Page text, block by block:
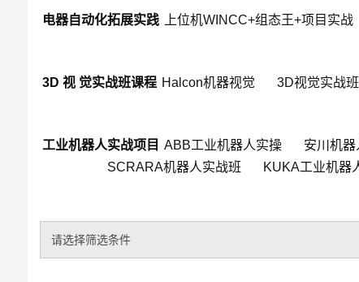
电器自动化拓展实践 上位机WINCC+组态王+项目实战
3D 视 觉实战班课程 Halcon机器视觉 3D视觉实战班
工业机器人实战项目 ABB工业机器人实操 安川机
SCRARA机器人实战班
KUKA工业机器
请选择筛选条件